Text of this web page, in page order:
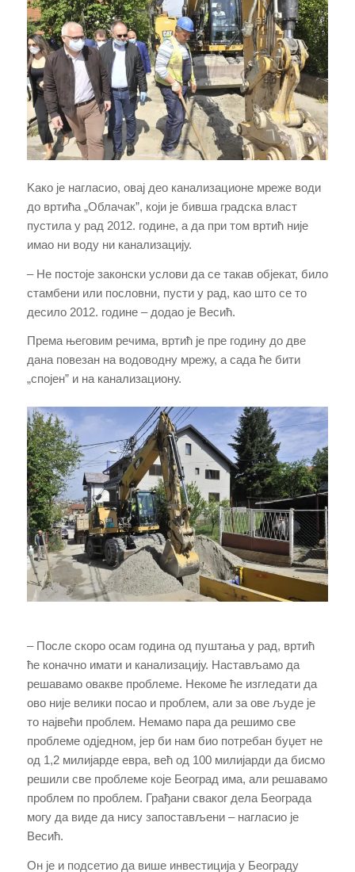
Kако је нагласио, овај део канализационе мреже води
до вртића „Облачак”, који је бивша градска власт
пустила у рад 2012. године, а да при том вртић није
имао ни воду ни канализацију.
– Не постоје законски услови да се такав објекат, било
стамбени или пословни, пусти у рад, као што се то
десило 2012. године – додао је Весић.
Према његовим речима, вртић је пре годину до две
дана повезан на водоводну мрежу, а сада ће бити
„спојен” и на канализациону.
– После скоро осам година од пуштања у рад, вртић
ће коначно имати и канализацију. Настављамо да
решавамо овакве проблеме. Некоме ће изгледати да
ово није велики посао и проблем, али за ове људе је
то највећи проблем. Немамо пара да решимо све
проблеме одједном, јер би нам био потребан буџет не
од 1,2 милијарде евра, већ од 100 милијарди да бисмо
решили све проблеме које Београд има, али решавамо
проблем по проблем. Грађани сваког дела Београда
могу да виде да нису запостављени – нагласио је
Весић.
Он је и подсетио да више инвестиција у Београду